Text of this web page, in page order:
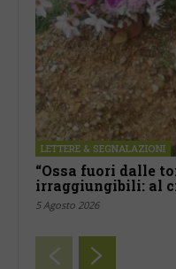
LETTERE & SEGNALAZIONI
“Ossa fuori dalle
irraggiungibili: al
5 Agosto 2026